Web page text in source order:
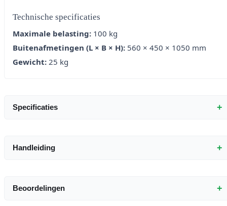
Technische specificaties
Maximale belasting: 100 kg
Buitenafmetingen (L × B × H): 560 × 450 × 1050 mm
Gewicht: 25 kg
Specificaties +
Handleiding +
Beoordelingen +